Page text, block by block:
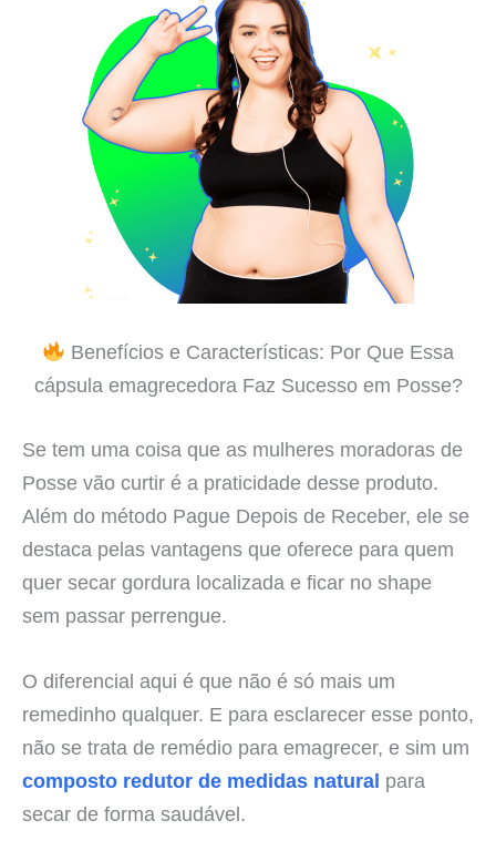
Benefícios e Características: Por Que Essa
cápsula emagrecedora Faz Sucesso em Posse?
Se tem uma coisa que as mulheres moradoras de
Posse vão curtir é a praticidade desse produto.
Além do método Pague Depois de Receber, ele se
destaca pelas vantagens que oferece para quem
quer secar gordura localizada e ficar no shape
sem passar perrengue.
O diferencial aqui é que não é só mais um
remedinho qualquer. E para esclarecer esse ponto,
não se trata de remédio para emagrecer, e sim um
composto redutor de medidas natural para
secar de forma saudável.